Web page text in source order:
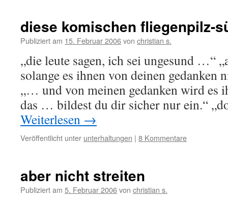
diese komischen fliegenpilz-
Publiziert am 15. Februar 2006von christian s.
„die leute sagen, ich sei ungesund …“
solange es ihnen von deinen gedanken
„… und von meinen gedanken wird es
das … bildest du dir sicher nur ein.“
Weiterlesen →
Veröffentlicht unter unterhaltungen | 8 Kommentare
aber nicht streiten
Publiziert am 5. Februar 2006von christian s.